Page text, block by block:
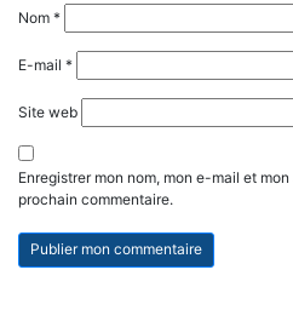
Nom *
E-mail *
Site web
Enregistrer mon nom, mon e-mail et
prochain commentaire.